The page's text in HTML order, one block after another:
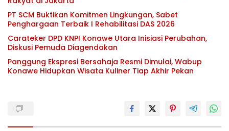
PT SCM Buktikan Komitmen Lingkungan, Sabet
Penghargaan Terbaik I Rehabilitasi DAS 2026
Carateker DPD KNPI Konawe Utara Inisiasi Perubahan,
Diskusi Pemuda Diagendakan
Panggung Ekspresi Bersahaja Resmi Dimulai, Wabup
Konawe Hidupkan Wisata Kuliner Tiap Akhir Pekan